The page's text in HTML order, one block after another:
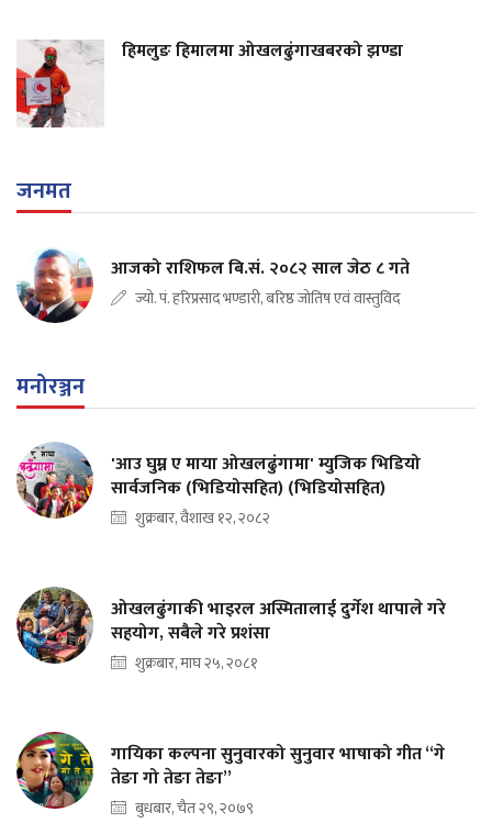
हिमलुङ हिमालमा ओखलढुंगाखबरको झण्डा
जनमत
आजको राशिफल बि.सं. २०८२ साल जेठ ८ गते
ज्यो. पं. हरिप्रसाद भण्डारी, बरिष्ठ जोतिष एवं वास्तुविद
मनोरञ्जन
'आउ घुम्न ए माया ओखलढुंगामा' म्युजिक भिडियो
सार्वजनिक (भिडियोसहित) (भिडियोसहित)
शुक्रबार, वैशाख १२, २०८२
ओखलढुंगाकी भाइरल अस्मितालाई दुर्गेश थापाले गरे
सहयोग, सबैले गरे प्रशंसा
शुक्रबार, माघ २५, २०८१
गायिका कल्पना सुनुवारको सुनुवार भाषाको गीत “गे
तेङा गो तेङा तेङा”
बुधबार, चैत २९, २०७९